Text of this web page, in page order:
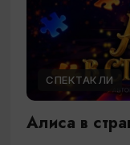
СПЕКТАКЛИ
Алиса в